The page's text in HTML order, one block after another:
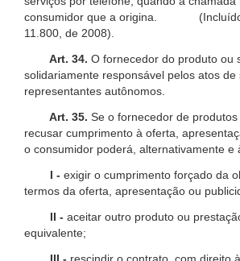
consumidor que a origina. (Incluído
11.800, de 2008).
Art. 34. O fornecedor do produto ou
solidariamente responsável pelos atos de
representantes autônomos.
Art. 35. Se o fornecedor de
recusar cumprimento à oferta,
o consumidor poderá, alternativamente e
I - exigir o cumprimento forçado da
termos da oferta, apresentação ou
II - aceitar outro produto ou
equivalente;